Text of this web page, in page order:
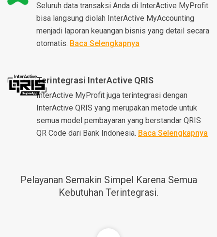
Seluruh data transaksi Anda di InterActive MyProfit
bisa langsung diolah InterActive MyAccounting
menjadi laporan keuangan bisnis yang detail secara
otomatis. Baca Selengkapnya
Terintegrasi InterActive QRIS
InterActive MyProfit juga terintegrasi dengan
InterActive QRIS yang merupakan metode untuk
semua model pembayaran yang berstandar QRIS
QR Code dari Bank Indonesia. Baca Selengkapnya
Pelayanan Semakin Simpel Karena Semua
Kebutuhan Terintegrasi.